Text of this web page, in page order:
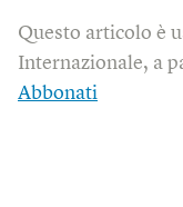
Questo articolo è
Internazionale, a
Abbonati